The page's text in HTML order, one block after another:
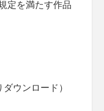
定を満たす作品
ウンロード）